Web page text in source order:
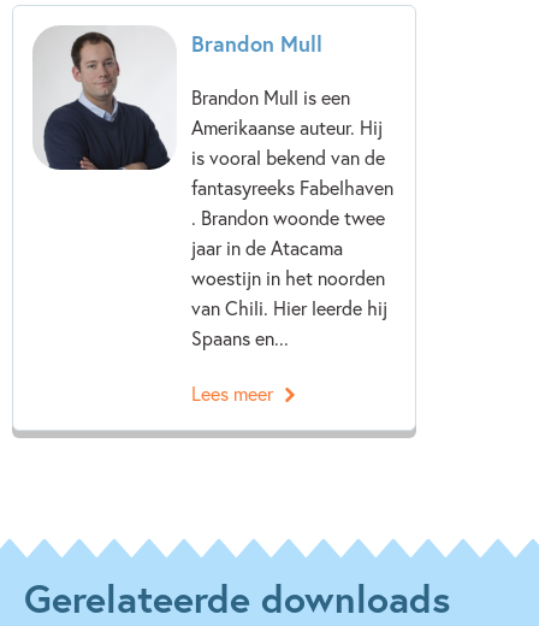
Brandon Mull
Brandon Mull is een
Amerikaanse auteur. Hij
is vooral bekend van de
fantasyreeks Fabelhaven
. Brandon woonde twee
jaar in de Atacama
woestijn in het noorden
van Chili. Hier leerde hij
Spaans en...
Lees meer
Gerelateerde downloads